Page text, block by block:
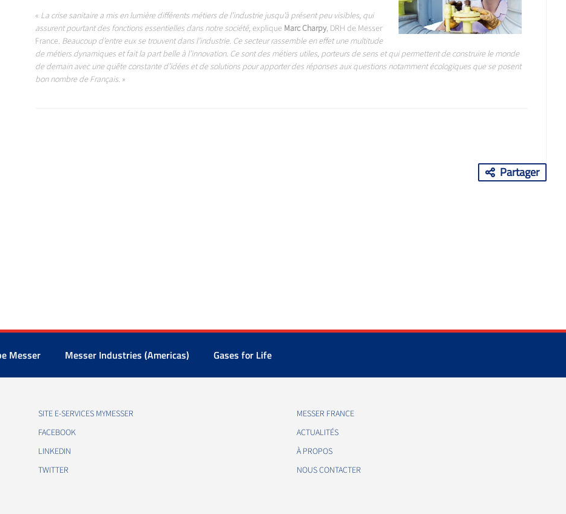
« La crise sanitaire a mis en lumière différents métiers de l’industrie jusqu’à présent peu visibles, qui
assurent pourtant des fonctions essentielles dans notre société,explique Marc Charpy, DRH de Messer
France. Beaucoup d’entre eux se trouvent dans l’industrie. Ce secteur rassemble en effet une multitude
de métiers dynamiques et fait la part belle à l’innovation. Ce sont des métiers utiles, porteurs de sens et qui permettent de construire le monde
de demain avec une quête constante d’idées et de solutions pour apporter des réponses aux questions notamment écologiques que se posent
bon nombre de Français. »
Partager
Messer Messer Industries (Americas) Gases for Life
SITE E-SERVICES MYMESSER
FACEBOOK
LINKEDIN
TWITTER
MESSER FRANCE
ACTUALITÉS
À PROPOS
NOUS CONTACTER